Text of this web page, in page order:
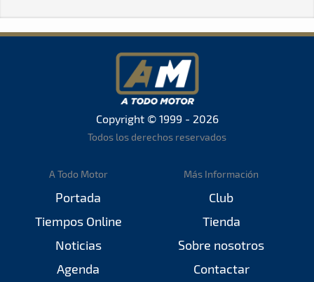
Copyright © 1999 - 2026
Todos los derechos reservados
A Todo Motor
Portada
Tiempos Online
Noticias
Agenda
Más Información
Club
Tienda
Sobre nosotros
Contactar